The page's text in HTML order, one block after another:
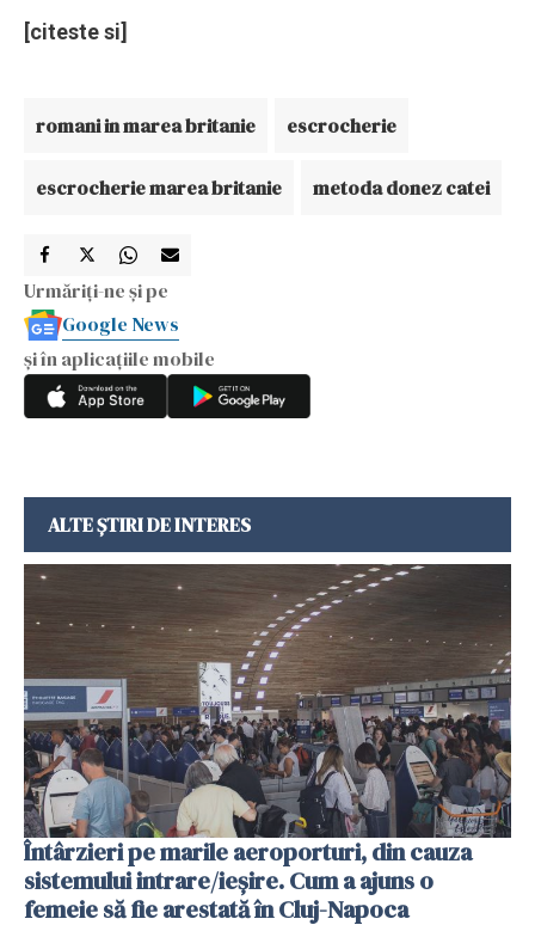
[citeste si]
romani in marea britanie escrocherie
escrocherie marea britanie metoda donez catei
Urmăriți-ne și pe
Google News
și în aplicațiile mobile
ALTE ȘTIRI DE INTERES
Întârzieri pe marile aeroporturi, din cauza
sistemului intrare/ieșire. Cum a ajuns o
femeie să fie arestată în Cluj-Napoca